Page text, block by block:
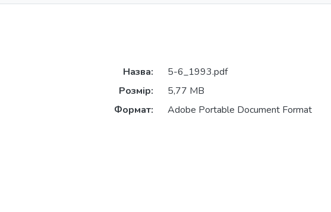
Назва:
5-6_1993.pdf
Розмір:
5,77 MB
Формат:
Adobe Portable Document Format